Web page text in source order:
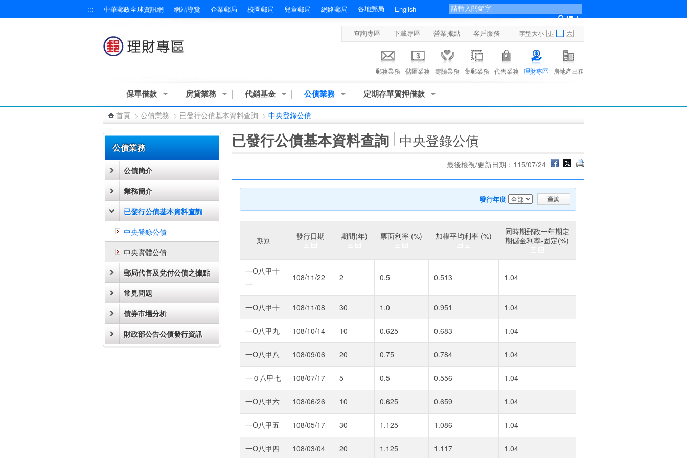
::: 中華郵政全球資訊網 網站導覽 企業郵局 校園郵局 兒童郵局 網路郵局 各地郵局 English
查詢專區 下載專區 營業據點 客戶服務 字型大小
郵務業務 儲匯業務 壽險業務 集郵業務 代售業務 理財專區 房地產出租
保單借款 房貸業務 代銷基金 公債業務 定期存單質押借款
首頁 > 公債業務 > 已發行公債基本資料查詢 > 中央登錄公債
公債業務
公債簡介
業務簡介
已發行公債基本資料查詢
中央登錄公債
中央實體公債
郵局代售及兌付公債之據點
常見問題
債券市場分析
財政部公告公債發行資訊
已發行公債基本資料查詢 中央登錄公債
最後檢視/更新日期：115/07/24
發行年度
期別 發行日期 期間(年) 票面利率 (%) 加權平均利率 (%)
同時期郵政一年期定
期儲金利率-固定(%)
一O八甲十
一
108/11/22 2 0.5 0.513 1.04
一O八甲十 108/11/08 30 1.0 0.951 1.04
一O八甲九 108/10/14 10 0.625 0.683 1.04
一O八甲八 108/09/06 20 0.75 0.784 1.04
一０八甲七 108/07/17 5 0.5 0.556 1.04
一O八甲六 108/06/26 10 0.625 0.659 1.04
一O八甲五 108/05/17 30 1.125 1.086 1.04
一O八甲四 108/03/04 20 1.125 1.117 1.04